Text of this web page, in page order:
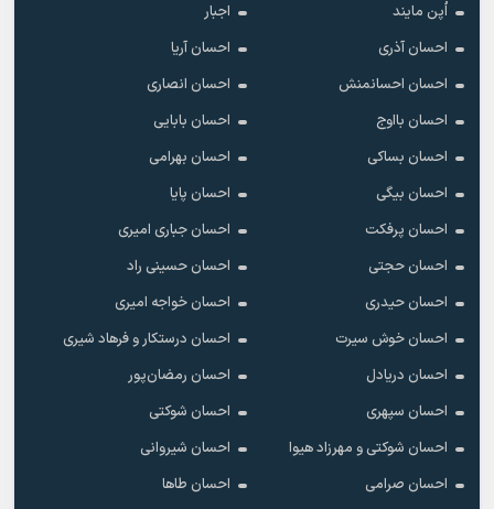
اُپن مایند
اجبار
احسان آذری
احسان آریا
احسان احسانمنش
احسان انصاری
احسان بااوج
احسان بابایی
احسان بساکی
احسان بهرامی
احسان بیگی
احسان پایا
احسان پرفکت
احسان جباری امیری
احسان حجتی
احسان حسینی راد
احسان حیدری
احسان خواجه امیری
احسان خوش سیرت
احسان درستکار و فرهاد شیرى
احسان دریادل
احسان رمضان‌پور
احسان سپهری
احسان شوکتی
احسان شوکتی و مهرزاد هیوا
احسان شیروانی
احسان صرامی
احسان طاها